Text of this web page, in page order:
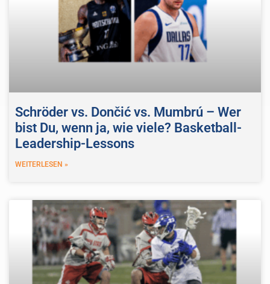
Schröder vs. Dončić vs. Mumbrú – Wer
bist Du, wenn ja, wie viele? Basketball-
Leadership-Lessons
WEITERLESEN »